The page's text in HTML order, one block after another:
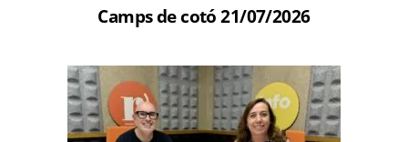
Camps de cotó 21/07/2026